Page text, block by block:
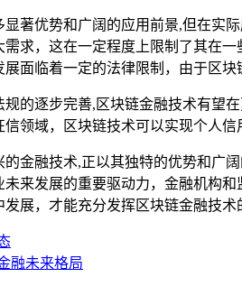
著优势和广阔的应用前景,但在实
求，这在一定程度上限制了其在
面临着一定的法律限制，由于区
的逐步完善,区块链金融技术有望
领域，区块链技术可以实现个人
金融技术,正以其独特的优势和广
未来发展的重要驱动力，金融机构
展，才能充分发挥区块链金融技
融未来格局